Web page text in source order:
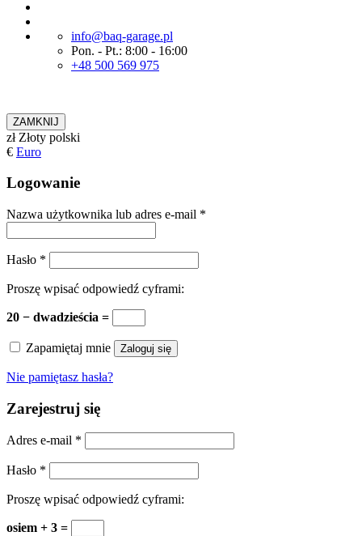
info@baq-garage.pl
Pon. - Pt.: 8:00 - 16:00
+48 500 569 975
ZAMKNIJ
zł Złoty polski
€ Euro
Logowanie
Nazwa użytkownika lub adres e-mail *
Hasło *
Proszę wpisać odpowiedź cyframi:
20 − dwadzieścia =
Zapamiętaj mnie Zaloguj się
Nie pamiętasz hasła?
Zarejestruj się
Adres e-mail *
Hasło *
Proszę wpisać odpowiedź cyframi:
osiem + 3 =